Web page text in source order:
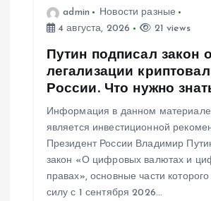
admin
Новости разные
4 августа, 2026
21 views
Путин подписал закон о
легализации
России. Что нужно
Информация в данном
является инвестиционной
Президент России Владимир
закон «О цифровых валютах и
правах», основные части которого
силу с 1 сентября 2026…